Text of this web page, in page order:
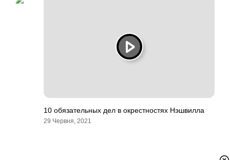
10 обязательных дел в окрестностях Нэшвилла
29 Червня, 2021